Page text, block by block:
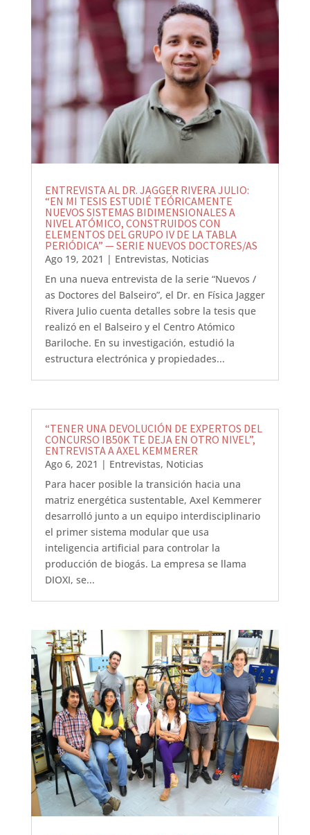
ENTREVISTA AL DR. JAGGER RIVERA JULIO:
“EN MI TESIS ESTUDIÉ TEÓRICAMENTE
NUEVOS SISTEMAS BIDIMENSIONALES A
NIVEL ATÓMICO, CONSTRUIDOS CON
ELEMENTOS DEL GRUPO IV DE LA TABLA
PERIÓDICA” — SERIE NUEVOS DOCTORES/AS
Ago 19, 2021 | Entrevistas, Noticias
En una nueva entrevista de la serie “Nuevos /
as Doctores del Balseiro”, el Dr. en Física Jagger
Rivera Julio cuenta detalles sobre la tesis que
realizó en el Balseiro y el Centro Atómico
Bariloche. En su investigación, estudió la
estructura electrónica y propiedades...
“TENER UNA DEVOLUCIÓN DE EXPERTOS DEL
CONCURSO IB50K TE DEJA EN OTRO NIVEL”,
ENTREVISTA A AXEL KEMMERER
Ago 6, 2021 | Entrevistas, Noticias
Para hacer posible la transición hacia una
matriz energética sustentable, Axel Kemmerer
desarrolló junto a un equipo interdisciplinario
el primer sistema modular que usa
inteligencia artificial para controlar la
producción de biogás. La empresa se llama
DIOXI, se...